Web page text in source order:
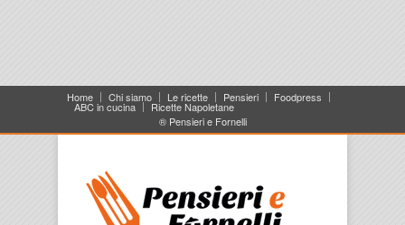
Home Chi siamo Le ricette Pensieri Foodpress
ABC in cucina
Ricette Napoletane
® Pensieri e Fornelli